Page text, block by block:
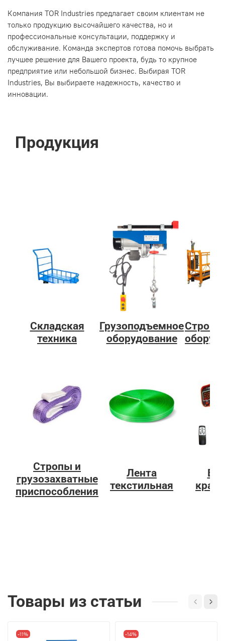
Компания TOR Industries предлагает своим клиентам не
только продукцию высочайшего качества, но и
профессиональные консультации, поддержку и
обслуживание. Команда экспертов готова помочь выбрать
лучшее решение для Вашего проекта, будь то крупное
предприятие или небольшой бизнес. Выбирая TOR
Industries, Вы выбираете надежность, качество и
инновации.
Продукция
Складская
техника
Грузоподъемное
оборудование
Стропы и
грузозахватные
приспособления
Лента
текстильная
Товары из статьи
-11% -14%